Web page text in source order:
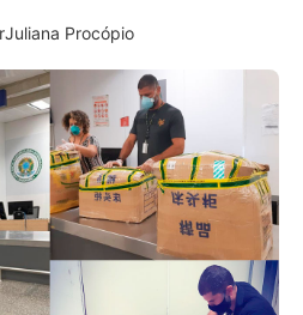
Juliana Procópio